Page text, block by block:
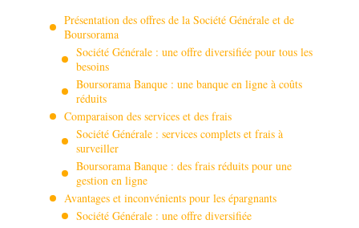
Présentation des offres de la Société Générale et de
Boursorama
Société Générale : une offre diversifiée pour tous les
besoins
Boursorama Banque : une banque en ligne à coûts
réduits
Comparaison des services et des frais
Société Générale : services complets et frais à
surveiller
Boursorama Banque : des frais réduits pour une
gestion en ligne
Avantages et inconvénients pour les épargnants
Société Générale : une offre diversifiée